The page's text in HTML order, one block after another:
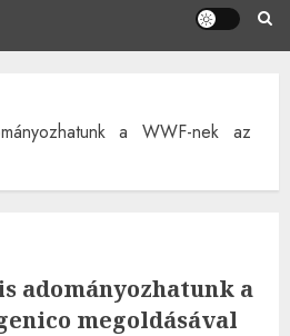
a WWF-nek az
adományozhatunk a
megoldásával